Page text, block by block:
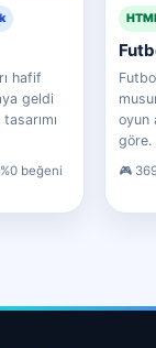
hafif
geldi
%0 beğeni
oyun